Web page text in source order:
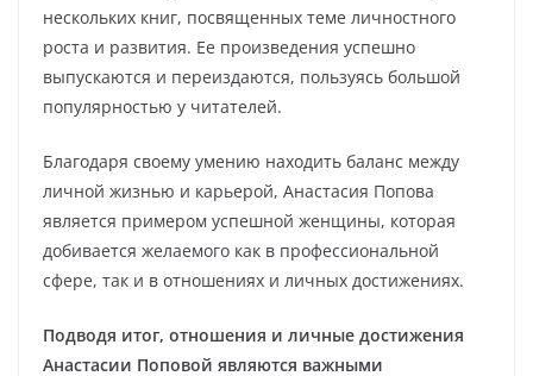
нескольких книг, посвященных теме личностного
роста и развития. Ее произведения успешно
выпускаются и переиздаются, пользуясь большой
популярностью у читателей.
Благодаря своему умению находить баланс между
личной жизнью и карьерой, Анастасия Попова
является примером успешной женщины, которая
добивается желаемого как в профессиональной
сфере, так и в отношениях и личных достижениях.
Подводя итог, отношения и личные достижения
Анастасии Поповой являются важными